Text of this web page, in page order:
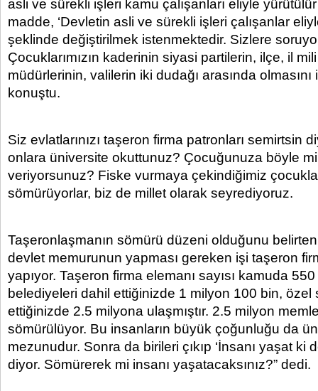
asli ve sürekli işleri kamu çalışanları eliyle
madde, ‘Devletin asli ve sürekli işleri çalışanlar
şeklinde değiştirilmek istenmektedir. Sizlere
Çocuklarımızın kaderinin siyasi partilerin, ilçe, il
müdürlerinin, valilerin iki dudağı arasında
konuştu.
Siz evlatlarınızı taşeron firma patronları semirtsin
onlara üniversite okuttunuz? Çocuğunuza böyle
veriyorsunuz? Fiske vurmaya çekindiğimiz
sömürüyorlar, biz de millet olarak seyrediyoruz.
Taşeronlaşmanın sömürü düzeni olduğunu
devlet memurunun yapması gereken işi taşeron
yapıyor. Taşeron firma elemanı sayısı kamuda 550
belediyeleri dahil ettiğinizde 1 milyon 100 bin, özel
ettiğinizde 2.5 milyona ulaşmıştır. 2.5 milyon
sömürülüyor. Bu insanların büyük çoğunluğu da
mezunudur. Sonra da birileri çıkıp ‘İnsanı yaşat ki
diyor. Sömürerek mi insanı yaşatacaksınız?” dedi.